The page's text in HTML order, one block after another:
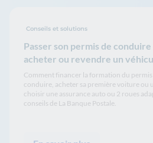
Passer son permis de
acheter ou revendre un
Conseils et solutions
Comment financer la formation du permis
conduire, acheter sa première voiture ou
choisir une assurance auto ou 2 roues
conseils de La Banque Postale.